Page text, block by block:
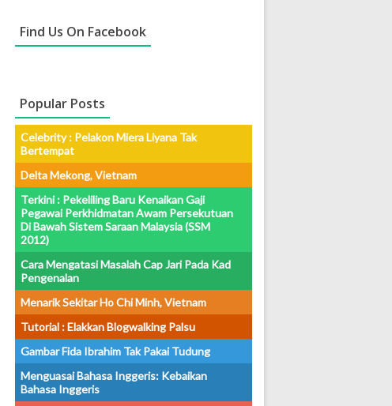
Find Us On Facebook
Popular Posts
Celebrity : Pelakon Miera Liyana Tak
Bertempat
Delta Mekong, Vietnam
Terkini : Pekeliling Baru Kenaikan Gaji
Pegawai Perkhidmatan Awam Persekutuan
Di Bawah Sistem Saraan Malaysia (SSM
2012)
Cara Mengatasi Masalah Cap Jari Pada Kad
Pengenalan
Menarik Sekitar Ho Chi Minh, Vietnam
Tutorial : Elakkan Blogwalking Palsu
Gambar Fida Ibrahim Tak Pakai Tudung
Menguasai Bahasa Inggeris: Kebaikan
Bahasa Inggeris